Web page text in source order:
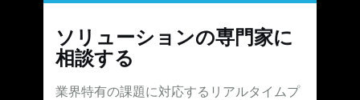
ソリューションの専門家に
相談する
業界特有の課題に対応するリアルタイムプ